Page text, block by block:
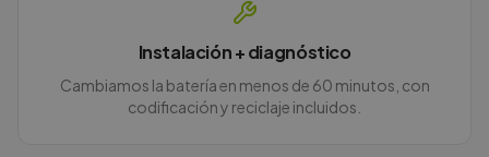
Instalación + diagnóstico
Cambiamos la batería en menos de 60 minutos, con
codificación y reciclaje incluidos.